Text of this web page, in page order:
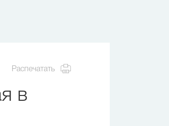
Распечатать
в